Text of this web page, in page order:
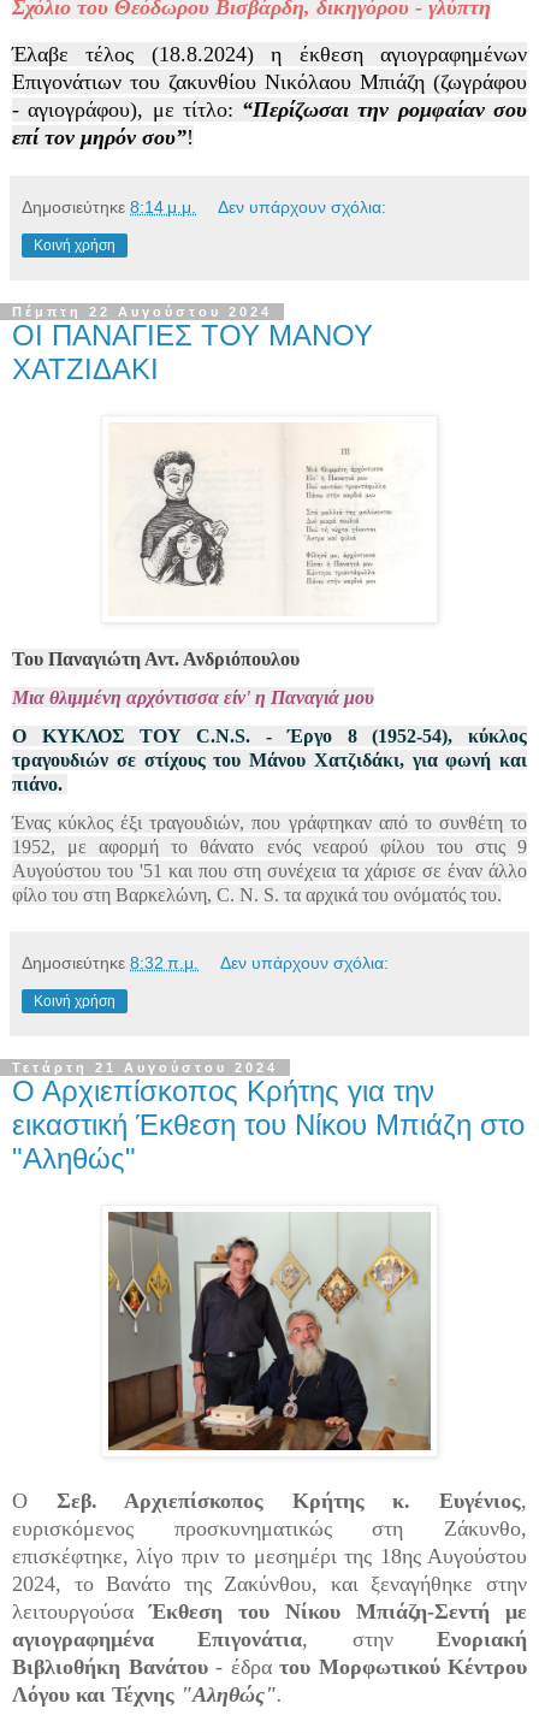
Σχόλιο του Θεόδωρου Βισβάρδη, δικηγόρου - γλύπτη
Έλαβε τέλος (18.8.2024) η έκθεση αγιογραφημένων
Επιγονάτιων του ζακυνθίου Νικόλαου Μπιάζη (ζωγράφου
- αγιογράφου), με τίτλο: “Περίζωσαι την ρομφαίαν σου
επί τον μηρόν σου”!
Δημοσιεύτηκε 8:14 μ.μ. Δεν υπάρχουν σχόλια:
Κοινή χρήση
Πέμπτη 22 Αυγούστου 2024
ΟΙ ΠΑΝΑΓΙΕΣ ΤΟΥ ΜΑΝΟΥ
ΧΑΤΖΙΔΑΚΙ
Του Παναγιώτη Αντ. Ανδριόπουλου
Μια θλιμμένη αρχόντισσα είν' η Παναγιά μου
Ο ΚΥΚΛΟΣ ΤΟΥ C.N.S. - Έργο 8 (1952-54), κύκλος
τραγουδιών σε στίχους του Μάνου Χατζιδάκι, για φωνή και
πιάνο.
Ένας κύκλος έξι τραγουδιών, που γράφτηκαν από το συνθέτη το
1952, με αφορμή το θάνατο ενός νεαρού φίλου του στις 9
Αυγούστου του '51 και που στη συνέχεια τα χάρισε σε έναν άλλο
φίλο του στη Βαρκελώνη, C. N. S. τα αρχικά του ονόματός του.
Δημοσιεύτηκε 8:32 π.μ. Δεν υπάρχουν σχόλια:
Κοινή χρήση
Τετάρτη 21 Αυγούστου 2024
Ο Αρχιεπίσκοπος Κρήτης για την
εικαστική Έκθεση του Νίκου Μπιάζη στο
"Αληθώς"
Ο Σεβ. Αρχιεπίσκοπος Κρήτης κ. Ευγένιος,
ευρισκόμενος προσκυνηματικώς στη Ζάκυνθο,
επισκέφτηκε, λίγο πριν το μεσημέρι της 18ης Αυγούστου
2024, το Βανάτο της Ζακύνθου, και ξεναγήθηκε στην
λειτουργούσα Έκθεση του Νίκου Μπιάζη-Σεντή με
αγιογραφημένα Επιγονάτια, στηνΕνοριακή
Βιβλιοθήκη Βανάτου - έδρατου Μορφωτικού Κέντρου
Λόγου και Τέχνης "Αληθώς".